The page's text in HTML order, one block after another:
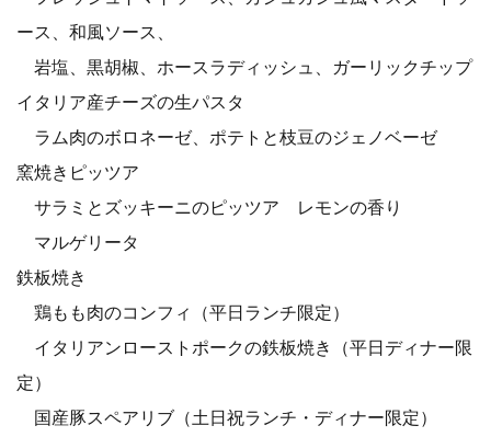
ース、和風ソース、
岩塩、黒胡椒、ホースラディッシュ、ガーリックチップ
イタリア産チーズの生パスタ
ラム肉のボロネーゼ、ポテトと枝豆のジェノベーゼ
窯焼きピッツア
サラミとズッキーニのピッツア レモンの香り
マルゲリータ
鉄板焼き
鶏もも肉のコンフィ（平日ランチ限定）
イタリアンローストポークの鉄板焼き（平日ディナー限
定）
国産豚スペアリブ（土日祝ランチ・ディナー限定）